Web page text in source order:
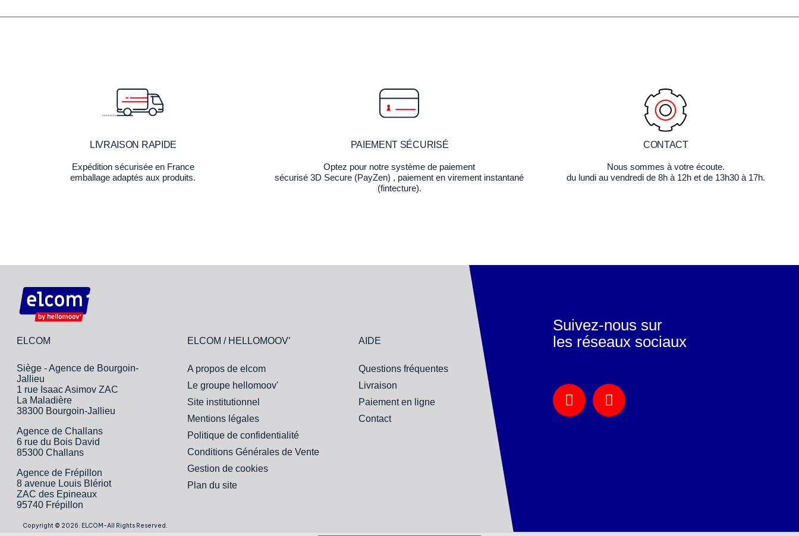
LIVRAISON RAPIDE
Expédition sécurisée en France
emballage adaptés aux produits.
PAIEMENT SÉCURISÉ
Optez pour notre système de paiement
sécurisé 3D Secure (PayZen) , paiement en virement instantané
(fintecture).
CONTACT
Nous sommes à votre écoute.
du lundi au vendredi de 8h à 12h et de 13h30 à 17h.
ELCOM
Siège - Agence de Bourgoin-
Jallieu
1 rue Isaac Asimov ZAC
La Maladière
38300 Bourgoin-Jallieu
Agence de Challans
6 rue du Bois David
85300 Challans
Agence de Frépillon
8 avenue Louis Blériot
ZAC des Epineaux
95740 Frépillon
ELCOM / HELLOMOOV’
A propos de elcom
Le groupe hellomoov'
Site institutionnel
Mentions légales
Politique de confidentialité
Conditions Générales de Vente
Gestion de cookies
Plan du site
AIDE
Questions fréquentes
Livraison
Paiement en ligne
Contact
Copyright © 2026. ELCOM-All Rights Reserved.
Suivez-nous sur
les réseaux sociaux